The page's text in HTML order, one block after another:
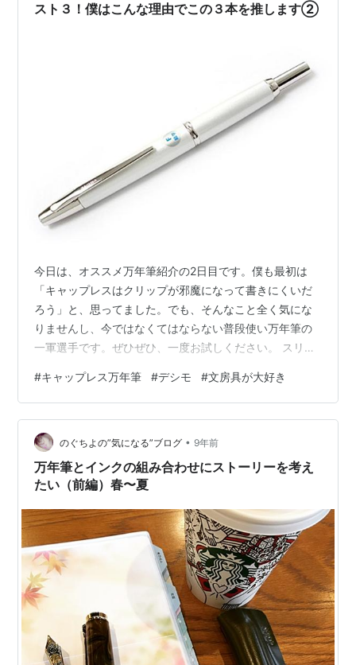
た。 デザインはキャップレスのマット…
スト３！僕はこんな理由でこの３本を推します②
今日は、オススメ万年筆紹介の2日目です。僕も最初は
「キャップレスはクリップが邪魔になって書きにくいだ
ろう」と、思ってました。でも、そんなこと全く気にな
りませんし、今ではなくてはならない普段使い万年筆の
一軍選手です。ぜひぜひ、一度お試しください。 スリム
ク式万年筆「キャップレス」は、すごいんです！ インク
はパイロットのブルーブラックです あわせて読んでいた
だきたい僕のブログ記事です スリム＆ライトなノック式
万年筆「キャップレス デシモ」 紹介する万年筆は、パイ
ロットが誇るキャップレス万年筆の代表選手は「 デシ
モ」です。軽量・細身タイプのノック…
#キャップレス万年筆 #デシモ #文房具が大好き
のぐちよの”気になる”ブログ • 9年前
万年筆とインクの組み合わせにストーリーを考え
たい（前編）春〜夏